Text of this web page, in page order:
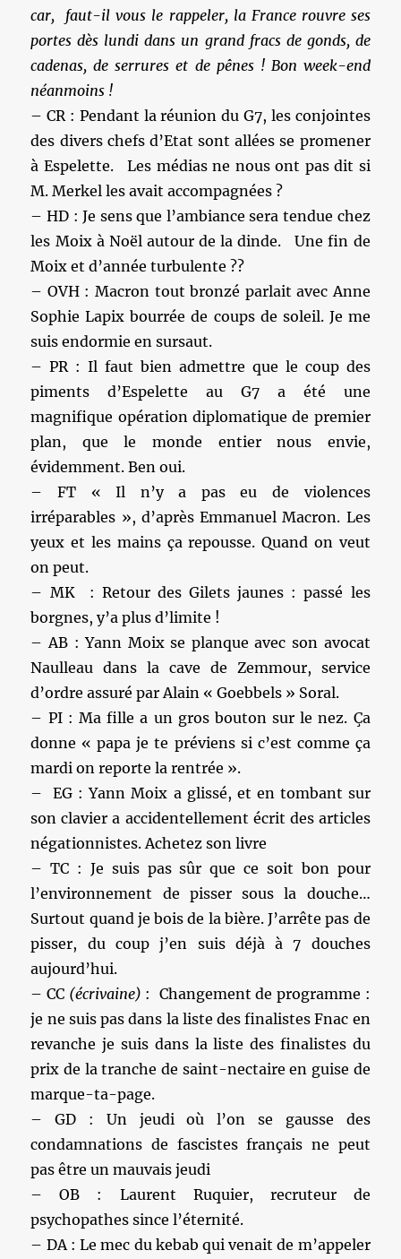
car, faut-il vous le rappeler, la France rouvre ses
portes dès lundi dans un grand fracs de gonds, de
cadenas, de serrures et de pênes ! Bon week-end
néanmoins !
– CR : Pendant la réunion du G7, les conjointes
des divers chefs d’Etat sont allées se promener
à Espelette. Les médias ne nous ont pas dit si
M. Merkel les avait accompagnées ?
– HD : Je sens que l’ambiance sera tendue chez
les Moix à Noël autour de la dinde. Une fin de
Moix et d’année turbulente ??
– OVH : Macron tout bronzé parlait avec Anne
Sophie Lapix bourrée de coups de soleil. Je me
suis endormie en sursaut.
– PR : Il faut bien admettre que le coup des
piments d’Espelette au G7 a été une
magnifique opération diplomatique de premier
plan, que le monde entier nous envie,
évidemment. Ben oui.
– FT « Il n’y a pas eu de violences
irréparables », d’après Emmanuel Macron. Les
yeux et les mains ça repousse. Quand on veut
on peut.
– MK : Retour des Gilets jaunes : passé les
borgnes, y’a plus d’limite !
– AB : Yann Moix se planque avec son avocat
Naulleau dans la cave de Zemmour, service
d’ordre assuré par Alain « Goebbels » Soral.
– PI : Ma fille a un gros bouton sur le nez. Ça
donne « papa je te préviens si c’est comme ça
mardi on reporte la rentrée ».
– EG : Yann Moix a glissé, et en tombant sur
son clavier a accidentellement écrit des articles
négationnistes. Achetez son livre
– TC : Je suis pas sûr que ce soit bon pour
l’environnement de pisser sous la douche…
Surtout quand je bois de la bière. J’arrête pas de
pisser, du coup j’en suis déjà à 7 douches
aujourd’hui.
– CC (écrivaine) : Changement de programme :
je ne suis pas dans la liste des finalistes Fnac en
revanche je suis dans la liste des finalistes du
prix de la tranche de saint-nectaire en guise de
marque-ta-page.
– GD : Un jeudi où l’on se gausse des
condamnations de fascistes français ne peut
pas être un mauvais jeudi
– OB : Laurent Ruquier, recruteur de
psychopathes since l’éternité.
– DA : Le mec du kebab qui venait de m’appeler